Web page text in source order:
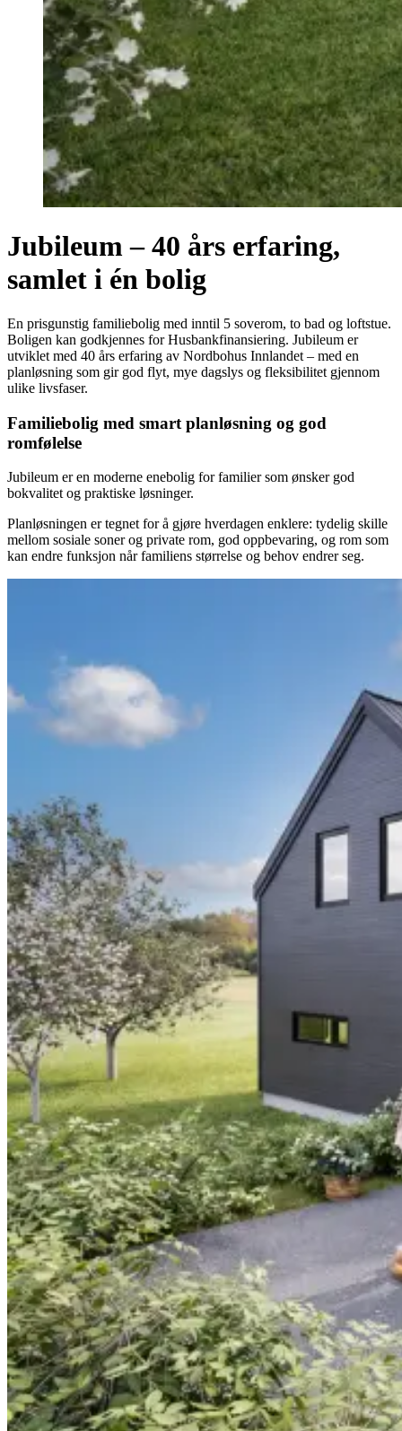
Jubileum – 40 års erfaring,
samlet i én bolig
En prisgunstig familiebolig med inntil 5 soverom, to bad og loftstue.
Boligen kan godkjennes for Husbankfinansiering. Jubileum er
utviklet med 40 års erfaring av Nordbohus Innlandet – med en
planløsning som gir god flyt, mye dagslys og fleksibilitet gjennom
ulike livsfaser.
Familiebolig med smart planløsning og god
romfølelse
Jubileum er en moderne enebolig for familier som ønsker god
bokvalitet og praktiske løsninger.
Planløsningen er tegnet for å gjøre hverdagen enklere: tydelig skille
mellom sosiale soner og private rom, god oppbevaring, og rom som
kan endre funksjon når familiens størrelse og behov endrer seg.